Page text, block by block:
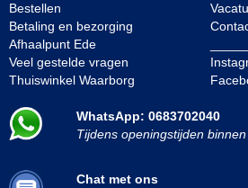
Bestellen
Betaling en bezorging
Afhaalpunt Ede
Veel gestelde vragen
Thuiswinkel Waarborg
WhatsApp: 0683702040
Tijdens openingstijden
Chat met ons